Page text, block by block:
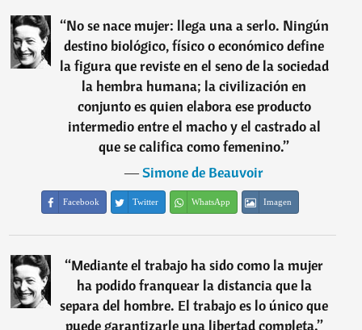
“No se nace mujer: llega una a serlo. Ningún
destino biológico, físico o económico define
la figura que reviste en el seno de la sociedad
la hembra humana; la civilización en
conjunto es quien elabora ese producto
intermedio entre el macho y el castrado al
que se califica como femenino.”
―Simone de Beauvoir
Facebook Twitter WhatsApp Imagen
“Mediante el trabajo ha sido como la mujer
ha podido franquear la distancia que la
separa del hombre. El trabajo es lo único que
puede garantizarle una libertad completa.”